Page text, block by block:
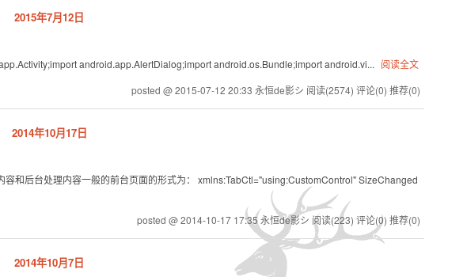
2015年7月12日
android.app.AlertDialog;import android.os.Bundle;import android.vi... 阅读全文
posted @ 2015-07-12 20:33 永恒de影シ 阅读(2574) 评论(0) 推荐(0)
2014年10月17日
和后台处理内容一般的前台页面的形式为： xmlns:TabCtl="using:CustomControl" SizeChanged
posted @ 2014-10-17 17:35 永恒de影シ 阅读(223) 评论(0) 推荐(0)
2014年10月7日